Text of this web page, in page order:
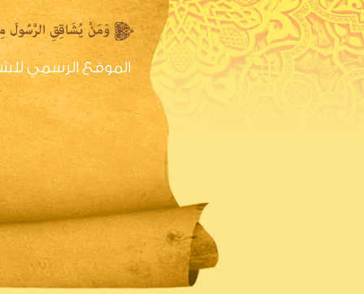
الموقع الرسمي
الصفحه الرئيسية